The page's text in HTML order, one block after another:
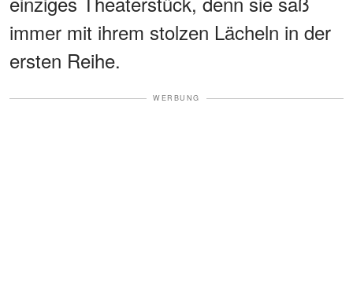
immer mit ihrem stolzen Lächeln in der
ersten Reihe.
WERBUNG